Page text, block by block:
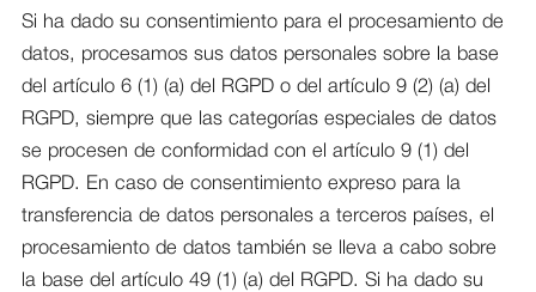
Si ha dado su consentimiento para el procesamiento de
datos, procesamos sus datos personales sobre la base
del artículo 6 (1) (a) del RGPD o del artículo 9 (2) (a) del
RGPD, siempre que las categorías especiales de datos
se procesen de conformidad con el artículo 9 (1) del
RGPD. En caso de consentimiento expreso para la
transferencia de datos personales a terceros países, el
procesamiento de datos también se lleva a cabo sobre
la base del artículo 49 (1) (a) del RGPD. Si ha dado su